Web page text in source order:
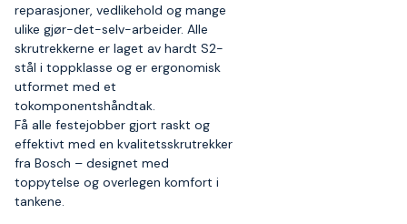
reparasjoner, vedlikehold og mange
ulike gjør-det-selv-arbeider. Alle
skrutrekkerne er laget av hardt S2-
stål i toppklasse og er ergonomisk
utformet med et
tokomponentshåndtak.
Få alle festejobber gjort raskt og
effektivt med en kvalitetsskrutrekker
fra Bosch – designet med
toppytelse og overlegen komfort i
tankene.